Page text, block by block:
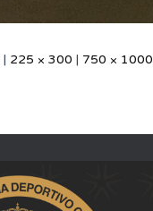
| 225 × 300 | 750 × 1000